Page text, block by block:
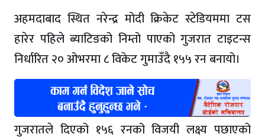
अहमदाबाद स्थित नरेन्द्र मोदी क्रिकेट स्टेडियममा टस
हारेर पहिले ब्याटिङको निम्तो पाएको गुजरात टाइटन्स
निर्धारित २० ओभरमा ८ विकेट गुमाउँदै १५५ रन बनायो।
गुजरातले दिएको १५६ रनको विजयी लक्ष्य पछाएको